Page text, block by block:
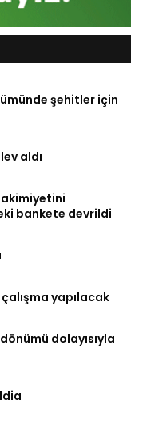
şehitler için
aldı
bankete devrildi
yapılacak
dolayısıyla